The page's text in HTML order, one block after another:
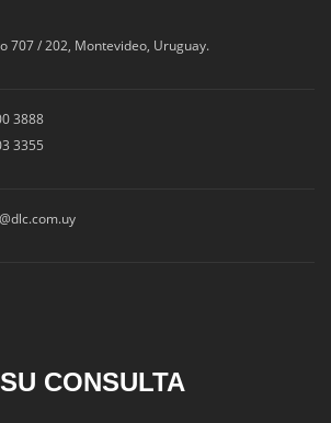
707 / 202, Montevideo, Uruguay.
3888
3355
CONSULTA